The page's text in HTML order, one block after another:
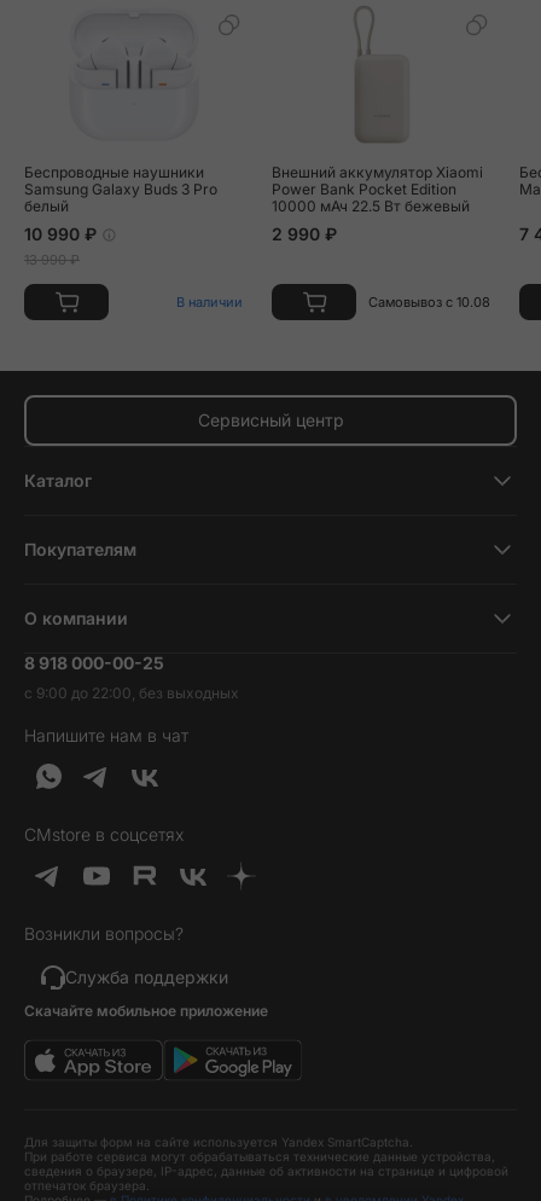
Беспроводные наушники
Samsung Galaxy Buds 3 Pro
белый
10 990 ₽
13 990 ₽
В наличии
Внешний аккумулятор Xiaomi
Power Bank Pocket Edition
10000 мАч 22.5 Вт бежевый
2 990 ₽
Самовывоз с 10.08
7
Сервисный центр
Каталог
Планшеты
Наушники и колонки
Гаджеты
Услуги и софт
Идеи подарков
Товары дня
Выгодные комплекты
Хиты продаж
Уценка
Покупателям
Трейд-ин
Гарантия и возврат
Доставка и оплата
Кредит и рассрочка
О компании
Вакансии
Контакты
Обратная связь
О нас
8 918 000-00-25
с 9:00 до 22:00, без выходных
Напишите нам в чат
CMstore в соцсетях
Возникли вопросы?
Служба поддержки
Скачайте мобильное приложение
Для защиты форм на сайте используется Yandex SmartCaptcha.
При работе сервиса могут обрабатываться технические данные устройства,
сведения о браузере, IP-адрес, данные об активности на странице и цифровой
отпечаток браузера.